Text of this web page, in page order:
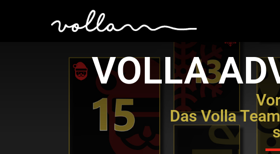
VOLLA
Das Volla